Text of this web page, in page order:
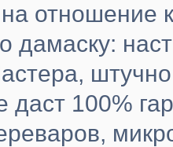
отношение
дамаску:
даст 100%